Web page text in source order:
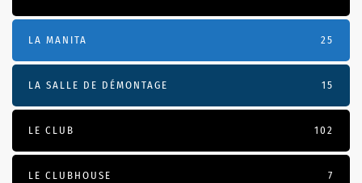
LA MANITA 25
LA SALLE DE DÉMONTAGE 15
LE CLUB 102
LE CLUBHOUSE 7